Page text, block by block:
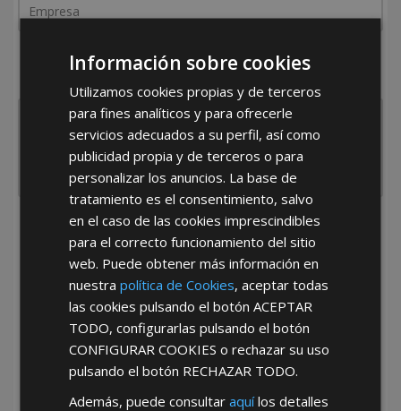
¿De dónde es la empresa?
He leído y acepto laPolítica de Privacidad
*Abstenerse particulares, sólo venta a tiendas y empresas minoristas y
Información sobre cookies
Utilizamos cookies propias y de terceros
para fines analíticos y para ofrecerle
servicios adecuados a su perfil, así como
publicidad propia y de terceros o para
personalizar los anuncios. La base de
tratamiento es el consentimiento, salvo
en el caso de las cookies imprescindibles
para el correcto funcionamiento del sitio
web. Puede obtener más información en
nuestrapolítica de Cookies, aceptar todas
las cookies pulsando el botónACEPTAR
TODO, configurarlas pulsando el botón
CONFIGURAR COOKIES o rechazar su uso
pulsando el botón RECHAZAR TODO.
Además, puede consultaraquílos detalles